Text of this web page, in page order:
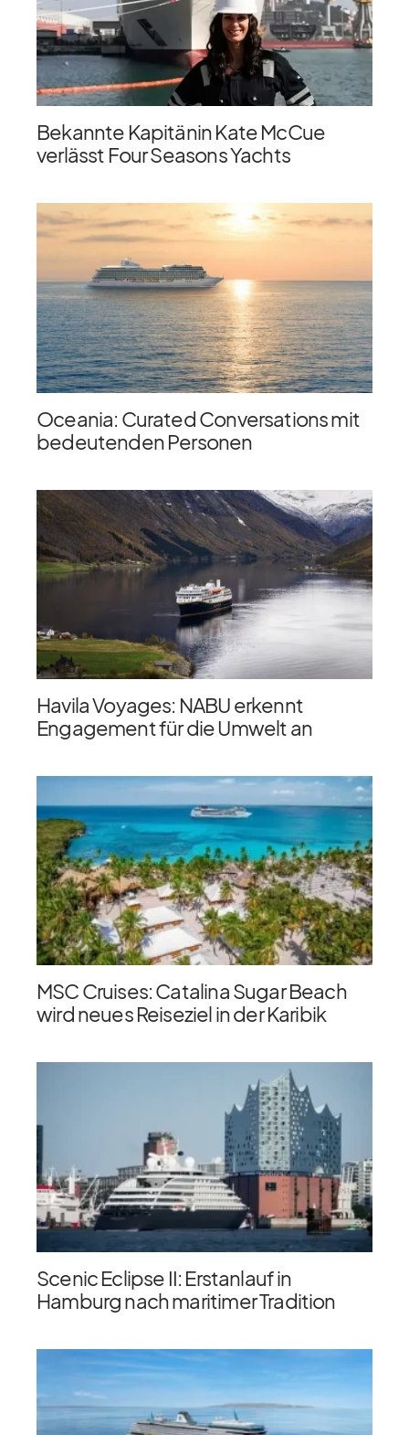
Bekannte Kapitänin Kate McCue
verlässt Four Seasons Yachts
Oceania: Curated Conversations mit
bedeutenden Personen
Havila Voyages: NABU erkennt
Engagement für die Umwelt an
MSC Cruises: Catalina Sugar Beach
wird neues Reiseziel in der Karibik
Scenic Eclipse II: Erstanlauf in
Hamburg nach maritimer Tradition